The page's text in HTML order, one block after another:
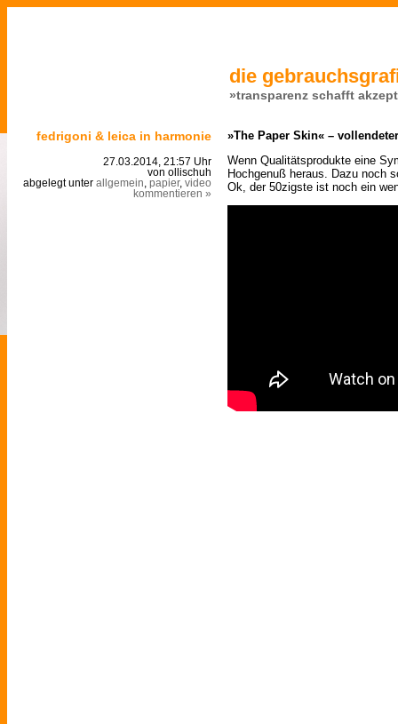
die
»transparenz schafft
fedrigoni & leica in harmonie
27.03.2014, 21:57 Uhr
von ollischuh
abgelegt unter allgemein papier, video
kommentieren »
»The Paper Skin« –
Wenn Qualitätsprodukte eine
Hochgenuß heraus. Dazu noch
Ok, der 50zigste ist noch ein